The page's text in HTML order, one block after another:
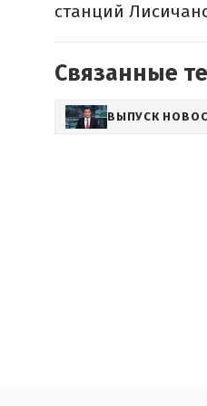
станций
Связанные
ВЫПУСК